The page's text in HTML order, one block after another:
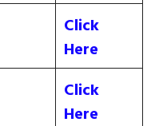
Click
Here
Click
Here